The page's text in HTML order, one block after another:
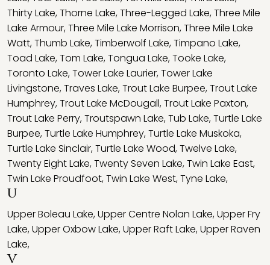
Thirty Lake,Thorne Lake,Three-Legged Lake,Three Mile
Lake Armour,Three Mile Lake Morrison,Three Mile Lake
Watt,Thumb Lake,Timberwolf Lake,Timpano Lake,
Toad Lake,Tom Lake,Tongua Lake,Tooke Lake,
Toronto Lake,Tower Lake Laurier,Tower Lake
Livingstone,Traves Lake,Trout Lake Burpee,Trout Lake
Humphrey,Trout Lake McDougall,Trout Lake Paxton,
Trout Lake Perry,Troutspawn Lake,Tub Lake,Turtle Lake
Burpee,Turtle Lake Humphrey,Turtle Lake Muskoka,
Turtle Lake Sinclair,Turtle Lake Wood,Twelve Lake,
Twenty Eight Lake,Twenty Seven Lake,Twin Lake East,
Twin Lake Proudfoot,Twin Lake West,Tyne Lake,
U
Upper Boleau Lake,Upper Centre Nolan Lake,Upper Fry
Lake,Upper Oxbow Lake,Upper Raft Lake,Upper Raven
Lake,
V